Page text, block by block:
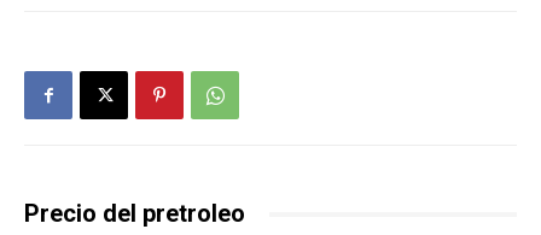
Precio del pretroleo